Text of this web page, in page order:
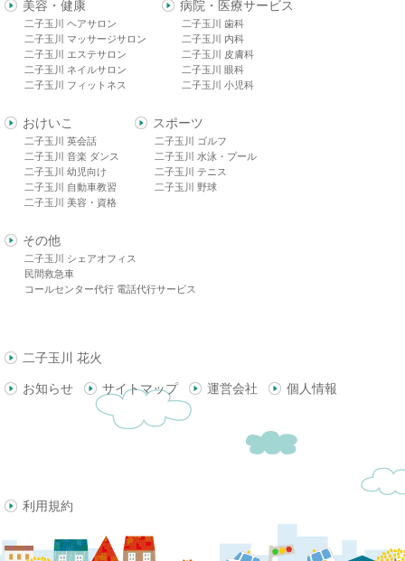
美容・健康
二子玉川 ヘアサロン
二子玉川 マッサージサロン
二子玉川 エステサロン
二子玉川 ネイルサロン
二子玉川 フィットネス
病院・医療サービス
二子玉川 歯科
二子玉川 内科
二子玉川 皮膚科
二子玉川 眼科
二子玉川 小児科
おけいこ
二子玉川 英会話
二子玉川 音楽 ダンス
二子玉川 幼児向け
二子玉川 自動車教習
二子玉川 美容・資格
スポーツ
二子玉川 ゴルフ
二子玉川 水泳・プール
二子玉川 テニス
二子玉川 野球
その他
二子玉川 シェアオフィス
民間救急車
コールセンター代行 電話代行サービス
二子玉川 花火
お知らせ サイトマップ 運営会社 個人情報
利用規約